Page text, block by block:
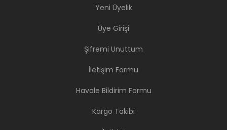
Yeni Üyelik
Üye Girişi
Şifremi Unuttum
İletişim Formu
Havale Bildirim Formu
Kargo Takibi